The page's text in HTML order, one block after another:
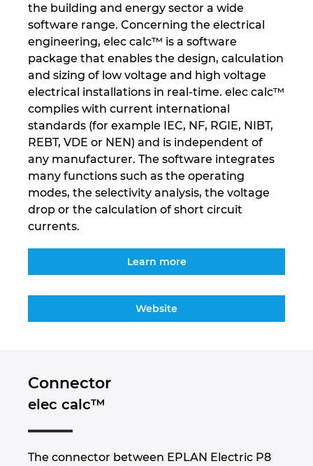
the building and energy sector a wide
software range. Concerning the electrical
engineering, elec calc™ is a software
package that enables the design, calculation
and sizing of low voltage and high voltage
electrical installations in real-time. elec calc™
complies with current international
standards (for example IEC, NF, RGIE, NIBT,
REBT, VDE or NEN) and is independent of
any manufacturer. The software integrates
many functions such as the operating
modes, the selectivity analysis, the voltage
drop or the calculation of short circuit
currents.
Learn more
Website
Connector
elec calc™
The connector between EPLAN Electric P8
Južna Afrika
Južna Koreja
Kanada
Kitajska
Kitajska Tajvan
Kolumbija
Litva
Mehika
Nemčija